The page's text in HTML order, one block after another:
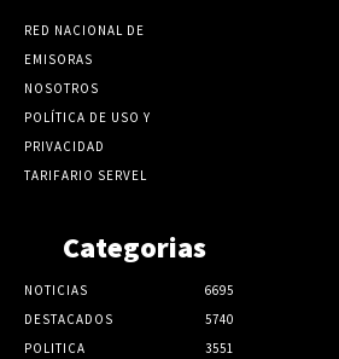
RED NACIONAL DE
EMISORAS
NOSOTROS
POLÍTICA DE USO Y
PRIVACIDAD
TARIFARIO SERVEL
Categorias
NOTICIAS
6695
DESTACADOS
5740
POLITICA
3551